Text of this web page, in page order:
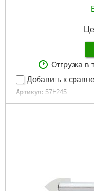
Отгрузка в
Добавить к
Артикул: 57H245
Код товара: 17.69.32